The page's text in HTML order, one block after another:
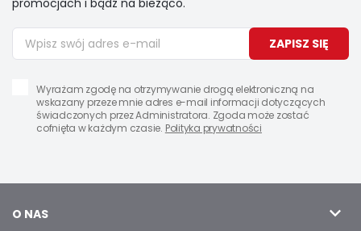
promocjach i bądź na bieżąco.
ZAPISZ SIĘ
Wyrażam zgodę na otrzymywanie drogą elektroniczną na
wskazany przeze mnie adres e-mail informacji dotyczących
świadczonych przez Administratora. Zgoda może zostać
cofnięta w każdym czasie. Polityka prywatności
O NAS